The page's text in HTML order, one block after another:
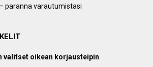
paranna varautumistasi
valitset oikean korjausteipin